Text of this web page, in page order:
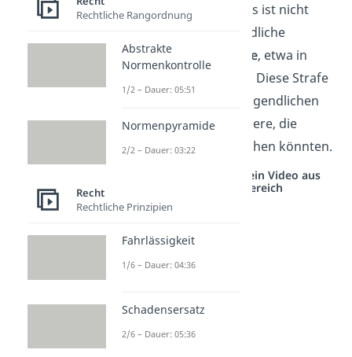
Regeln auf und sagt: „Das ist nicht
erlaubt!“ Wird der Jugendliche
erwischt, folgt eine
Strafe, etwa in
. Diese Strafe
dient als
für den Jugendlichen
und als Warnung für andere, die
ebenfalls Graffiti versprühen könnten.
Studyflix vernetzt: Hier ein Video aus
einem anderen Bereich
Rechtliche Rangordnung
Abstrakte
Normenkontrolle
1/2 – Dauer: 05:51
Normenpyramide
2/2 – Dauer: 03:22
Recht
Rechtliche Prinzipien
Fahrlässigkeit
1/6 – Dauer: 04:36
Schadensersatz
2/6 – Dauer: 05:36